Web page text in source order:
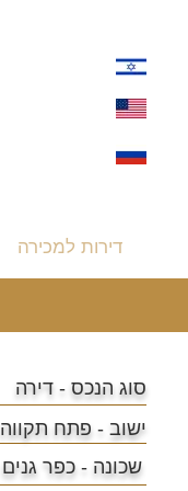
דירות למכירה
סוג הנכס - דירה
ישוב - פתח תקווה
שכונה - כפר גנים